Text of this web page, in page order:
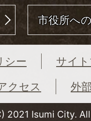
市役所へ
シー
サイ
クセス
外
2021 Isumi City.